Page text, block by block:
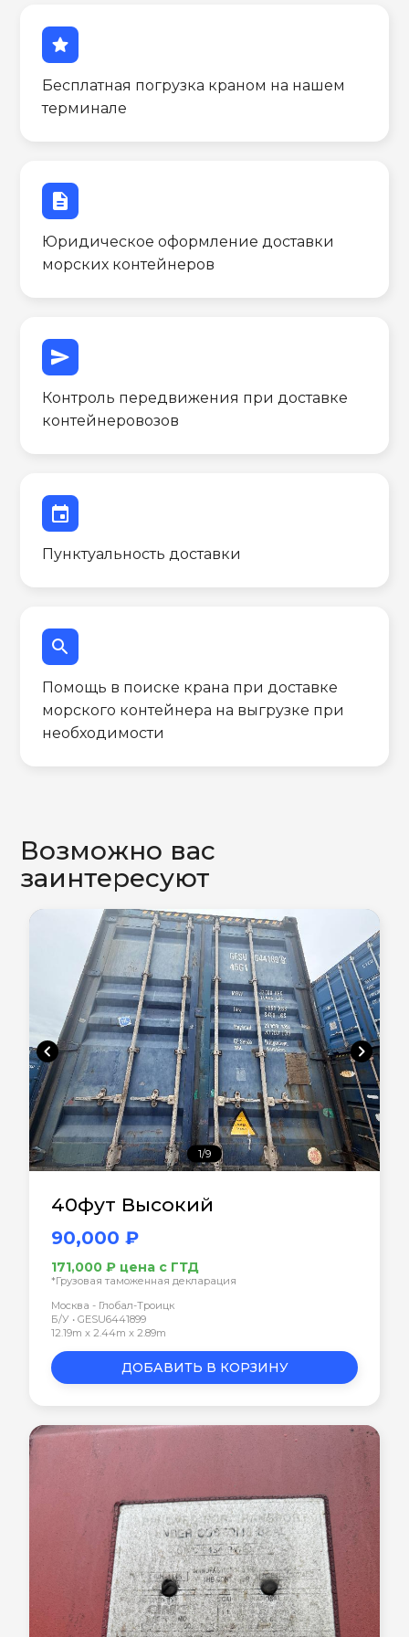
star
Бесплатная погрузка краном на нашем
терминале
description
Юридическое оформление доставки
морских контейнеров
send
Контроль передвижения при доставке
контейнеровозов
event
Пунктуальность доставки
search
Помощь в поиске крана при доставке
морского контейнера на выгрузке при
необходимости
Возможно вас
заинтересуют
chevron_left chevron_right
1/9
40фут Высокий
90,000 ₽
171,000 ₽ цена с ГТД
*Грузовая таможенная декларация
Москва - Глобал-Троицк
Б/У • GESU6441899
12.19m x 2.44m x 2.89m
ДОБАВИТЬ В КОРЗИНУ